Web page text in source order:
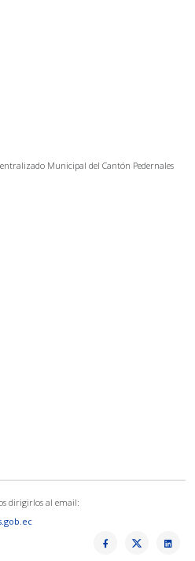
Municipal del Cantón Pedernales
dirigirlos al email: